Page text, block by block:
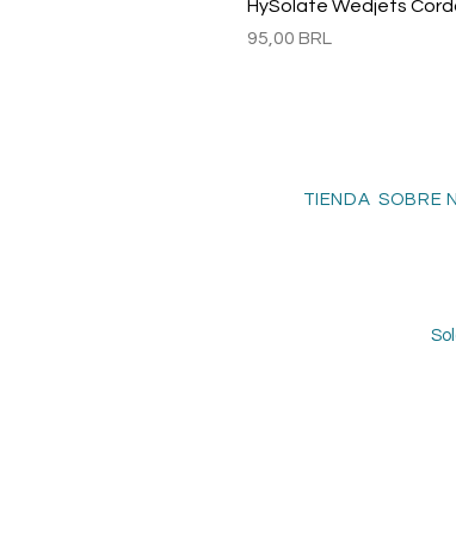
HySolate Wedjets
Precio
95,00 BRL
TIENDA SOBRE